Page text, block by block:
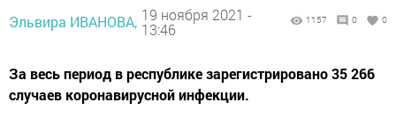
Эльвира ИВАНОВА, 19 ноября 2021 -
13:46
1157 0 0
За весь период в республике зарегистрировано 35 266
случаев коронавирусной инфекции.